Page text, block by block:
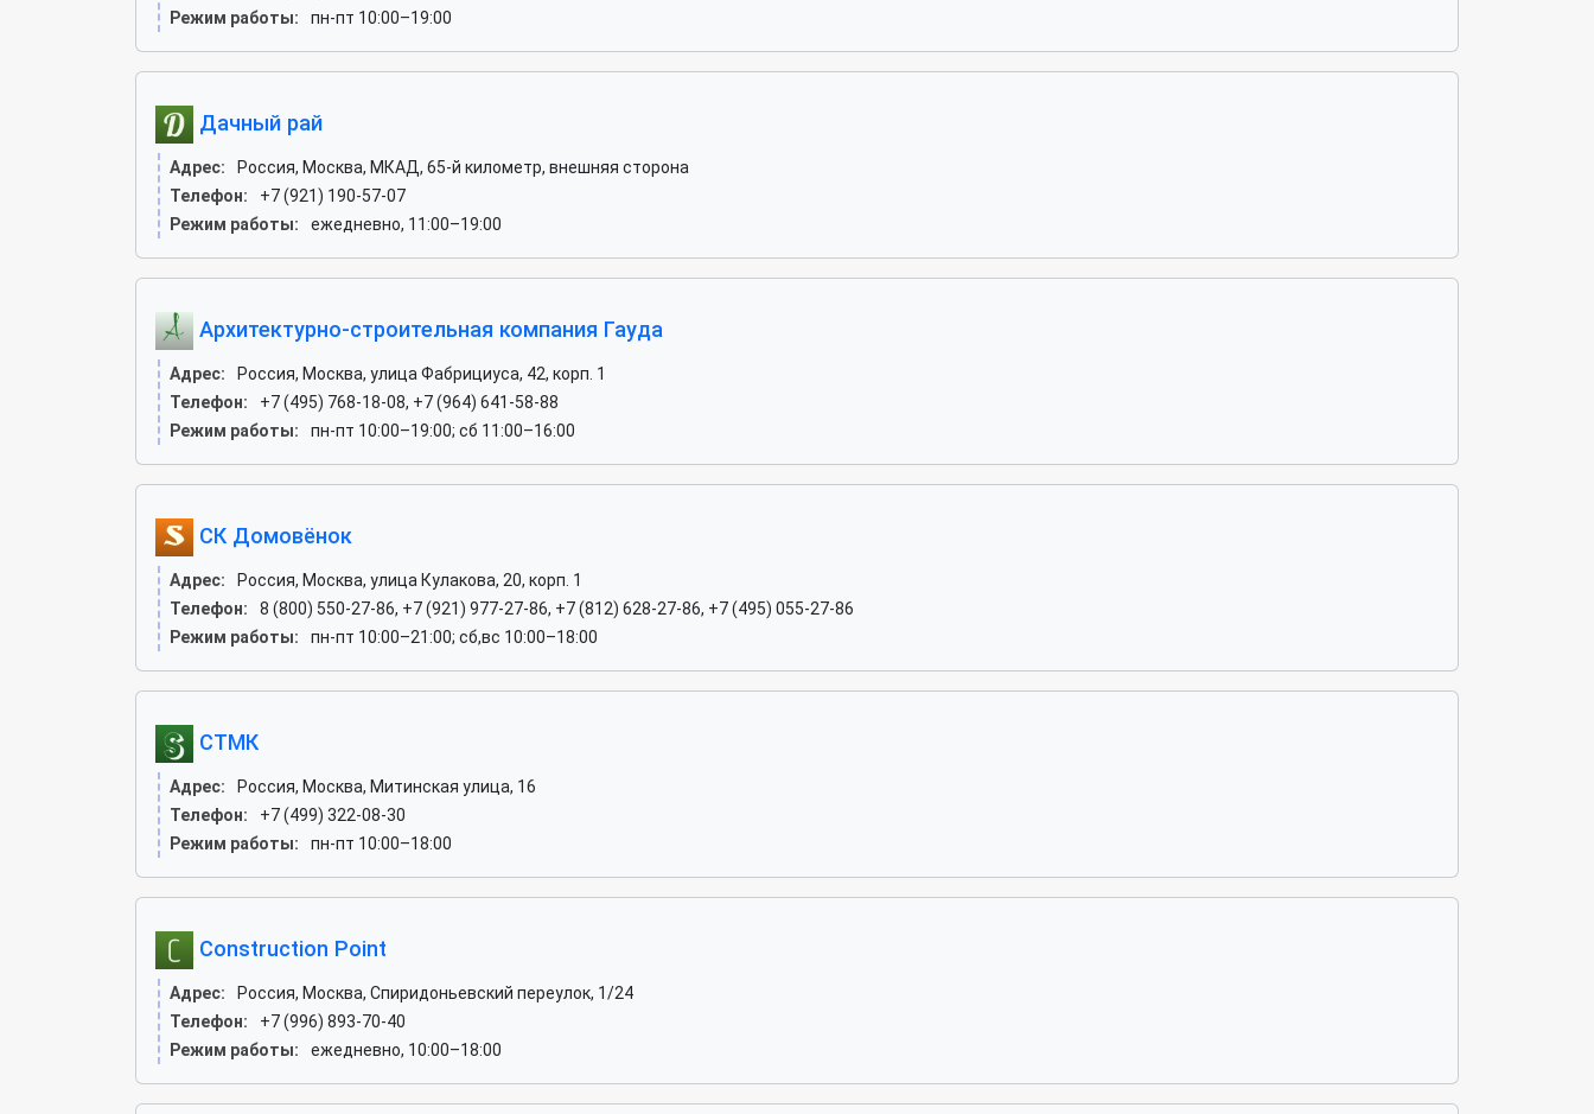
Режим работы:
пн-пт 10:00–19:00
Дачный рай
Адрес:
Россия, Москва, МКАД, 65-й километр, внешняя сторона
Телефон:
+7 (921) 190-57-07
Режим работы:
ежедневно, 11:00–19:00
Архитектурно-строительная компания Гауда
Адрес:
Россия, Москва, улица Фабрициуса, 42, корп. 1
Телефон:
+7 (495) 768-18-08, +7 (964) 641-58-88
Режим работы:
пн-пт 10:00–19:00; сб 11:00–16:00
СК Домовёнок
Адрес:
Россия, Москва, улица Кулакова, 20, корп. 1
Телефон:
8 (800) 550-27-86, +7 (921) 977-27-86, +7 (812) 628-27-86, +7 (495) 055-27-86
Режим работы:
пн-пт 10:00–21:00; сб,вс 10:00–18:00
СТМК
Адрес:
Россия, Москва, Митинская улица, 16
Телефон:
+7 (499) 322-08-30
Режим работы:
пн-пт 10:00–18:00
Construction Point
Адрес:
Россия, Москва, Спиридоньевский переулок, 1/24
Телефон:
+7 (996) 893-70-40
Режим работы:
ежедневно, 10:00–18:00